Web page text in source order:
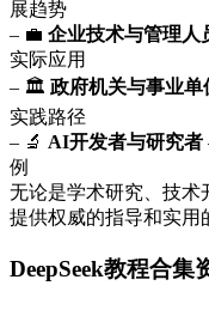
展趋势
– 💼 企业技术与管理人
实际应用
– 🏛️ 政府机关与事业单
实践路径
– 🔬 AI开发者与研究者
例
无论是学术研究、技术
提供权威的指导和实用
DeepSeek教程合集